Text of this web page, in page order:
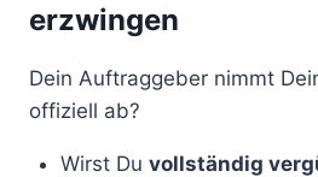
erzwingen
Dein Auftraggeber nimmt
offiziell ab?
Wirst Du vollständig